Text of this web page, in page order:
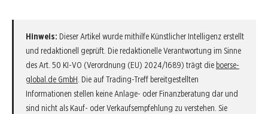
Hinweis: Dieser Artikel wurde mithilfe Künstlicher Intelligenz erstellt
und redaktionell geprüft. Die redaktionelle Verantwortung im Sinne
des Art. 50 KI-VO (Verordnung (EU) 2024/1689) trägt die boerse-
global.de GmbH . Die auf Trading-Treff bereitgestellten
Informationen stellen keine Anlage- oder Finanzberatung dar und
sind nicht als Kauf- oder Verkaufsempfehlung zu verstehen. Sie